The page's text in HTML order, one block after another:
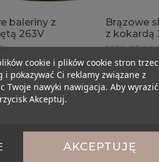
baleriny z
263V
38 39 40 41 42
Brązowe
z kokardą
255K
36 37 38
329,00
cookie i plików cookie stron
pokazywać Ci reklamy związane z
nawyki nawigacja. Aby wyrazić
Akceptuj.
AKCEPTUJĘ